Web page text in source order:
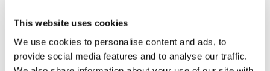
This website uses cookies
We use cookies to personalise content and ads, to
provide social media features and to analyse our traffic.